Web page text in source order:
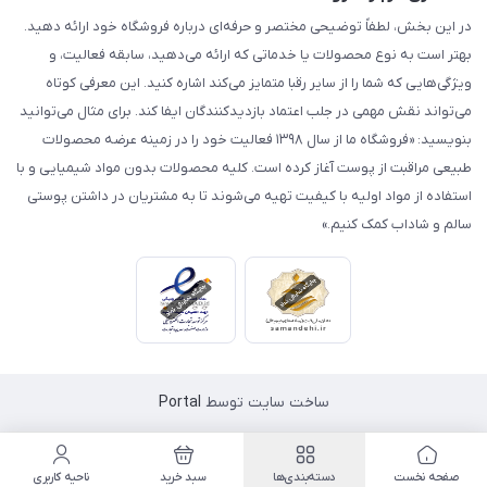
در این بخش، لطفاً توضیحی مختصر و حرفه‌ای درباره فروشگاه خود ارائه دهید.
بهتر است به نوع محصولات یا خدماتی که ارائه می‌دهید، سابقه فعالیت، و
ویژگی‌هایی که شما را از سایر رقبا متمایز می‌کند اشاره کنید. این معرفی کوتاه
می‌تواند نقش مهمی در جلب اعتماد بازدیدکنندگان ایفا کند. برای مثال می‌توانید
بنویسید: «فروشگاه ما از سال ۱۳۹۸ فعالیت خود را در زمینه عرضه محصولات
طبیعی مراقبت از پوست آغاز کرده است. کلیه محصولات بدون مواد شیمیایی و با
استفاده از مواد اولیه با کیفیت تهیه می‌شوند تا به مشتریان در داشتن پوستی
سالم و شاداب کمک کنیم.»
ساخت سایت توسط Portal
صفحه نخست دسته‌بندی‌ها سبد خرید ناحیه کاربری